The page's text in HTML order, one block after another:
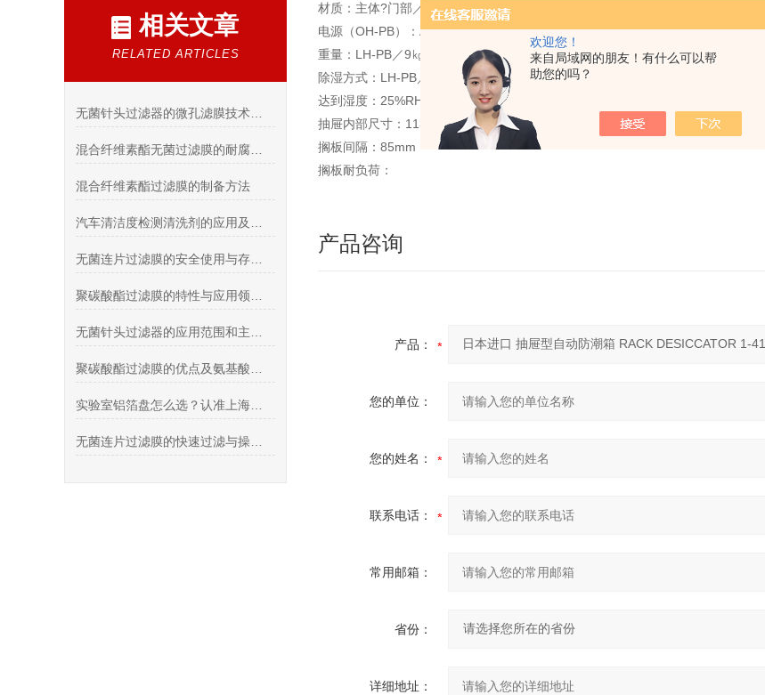
欢迎您！
来自局域网的朋友！有什么可以帮
助您的吗？
相关文章
RELATED ARTICLES
混合纤维素酯过滤膜的制备方法
材质：主体?门部／PMMA（丙烯树脂）、 门密封垫／乳胶海绵＋氯丁橡胶皮膜、
电源（OH-PB）：AC100～240V 50/60? 3W、电源线度：2m（2P插头）
重量：LH-PB／9㎏、OH-PB／9.5㎏
除湿方式：LH-PB／硅胶方式、 OH-PB／电解排出H2O（使用固体高分子电解质
达到湿度：25%RH（箱内无负荷时?根据使用环境）
抽屉内部尺寸：113×494×68mm
搁板间隔：85mm
搁板耐负荷：
产品咨询
产品：
您的单位：
您的姓名：
联系电话：
常用邮箱：
省份：
详细地址：